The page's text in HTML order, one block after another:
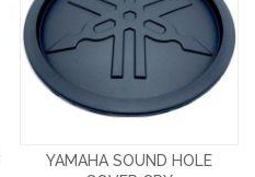
YAMAHA SOUND HOLE